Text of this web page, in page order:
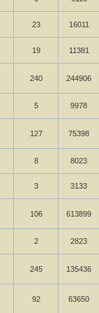
23 16011
19 11381
240 244906
5 9978
127 75398
8 8023
3 3133
106 613899
2 2823
245 135436
92 63650